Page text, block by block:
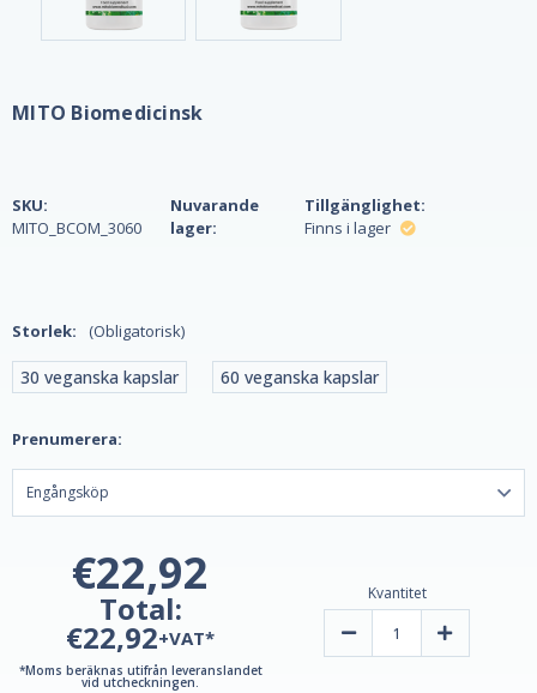
MITO Biomedicinsk
SKU:
MITO_BCOM_3060
Nuvarande
lager:
Tillgänglighet:
Finns i lager
Storlek: (Obligatorisk)
30 veganska kapslar 60 veganska kapslar
Prenumerera:
€22,92
Total:
€22,92+VAT*
*Moms beräknas utifrån leveranslandet
vid utcheckningen.
Kvantitet
Minska Öka